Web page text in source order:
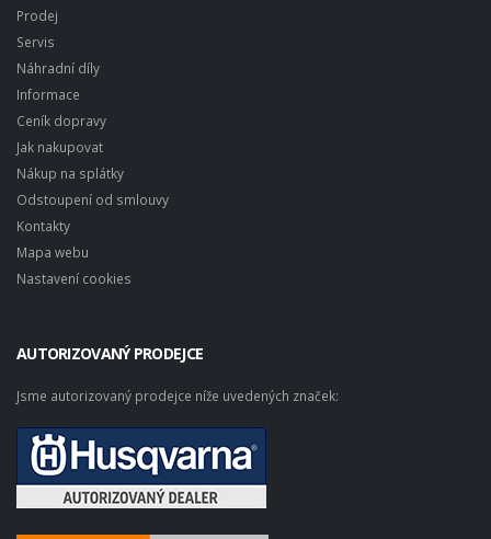
Prodej
Servis
Náhradní díly
Informace
Ceník dopravy
Jak nakupovat
Nákup na splátky
Odstoupení od smlouvy
Kontakty
Mapa webu
Nastavení cookies
AUTORIZOVANÝ PRODEJCE
Jsme autorizovaný prodejce níže uvedených značek: